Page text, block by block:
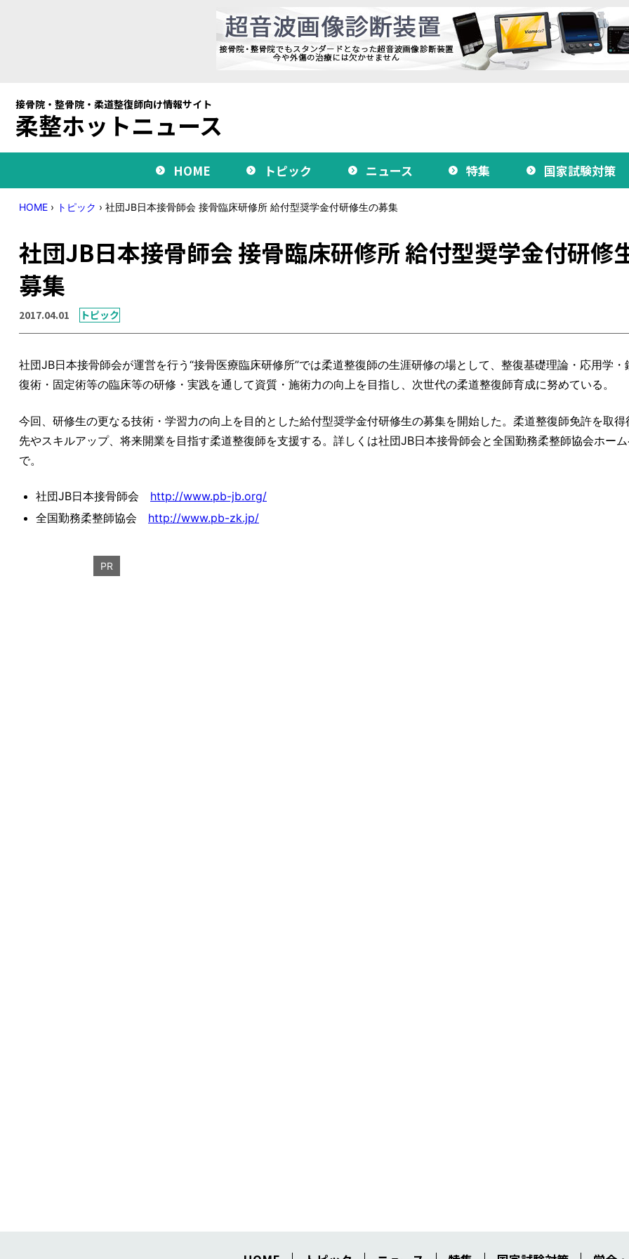
接骨院・整骨院・柔道整復師向け情報サイト
柔整ホットニュース
HOME トピック ニュース 特集 国家試験対策
HOME › トピック › 社団JB日本接骨師会 接骨臨床研修所 給付型奨学金付研修生の募集
社団JB日本接骨師会 接骨臨床研修所 給付型奨学金付研修
募集
2017.04.01 トピック
社団JB日本接骨師会が運営を行う“接骨医療臨床研修所”では柔道整復師の生涯研修の場として、整復基礎理論・応用学・
復術・固定術等の臨床等の研修・実践を通して資質・施術力の向上を目指し、次世代の柔道整復師育成に努めている。
今回、研修生の更なる技術・学習力の向上を目的とした給付型奨学金付研修生の募集を開始した。柔道整復師免許を取得
先やスキルアップ、将来開業を目指す柔道整復師を支援する。詳しくは社団JB日本接骨師会と全国勤務柔整師協会ホー
で。
社団JB日本接骨師会 http://www.pb-jb.org/
全国勤務柔整師協会 http://www.pb-zk.jp/
PR